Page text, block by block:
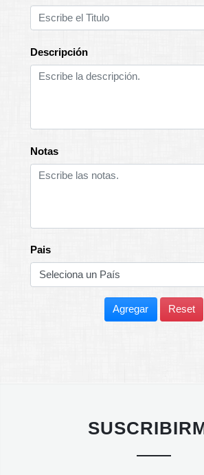
Descripción
Notas
Pais
Agregar Reset